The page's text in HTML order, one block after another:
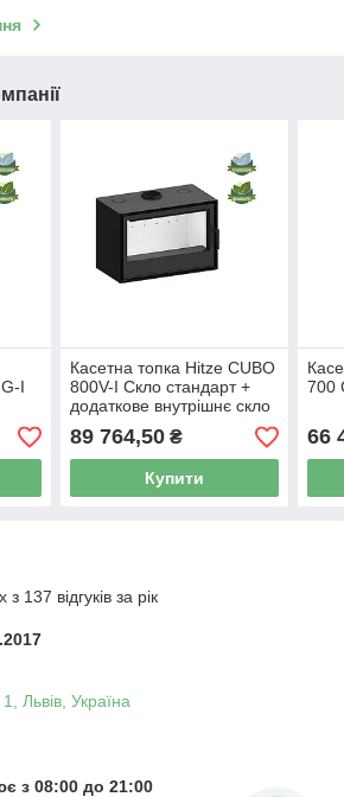
I
Касетна топка Hitze CUBO
800V-I Скло стандарт +
додаткове внутрішнє скло
+вентилятор
89 764,50₴
Купити
700
66
137 відгуків за рік
Львів, Україна
з 08:00 до 21:00